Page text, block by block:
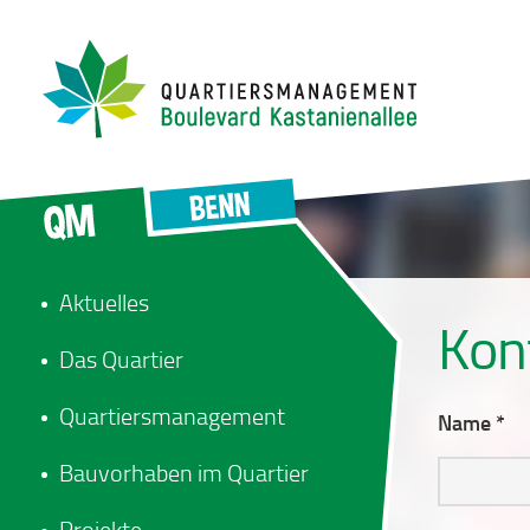
Name *
Aktuelles
Das Quartier
Quartiersmanagement
Bauvorhaben im Quartier